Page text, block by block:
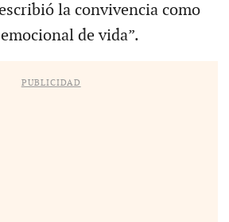
la convivencia como
de vida”.
PUBLICIDAD